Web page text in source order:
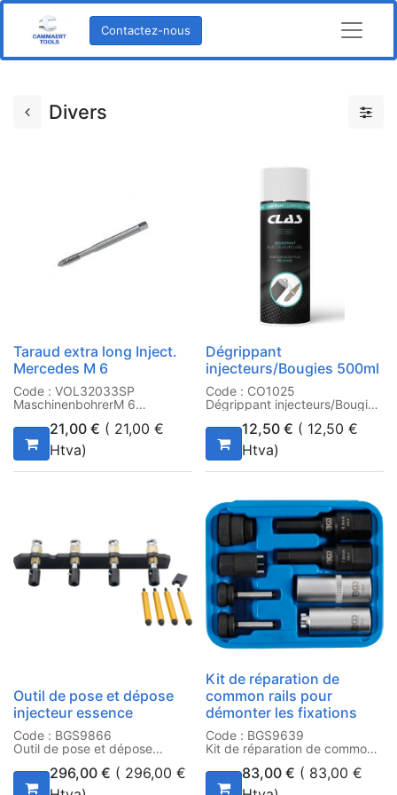
Contactez-nous
Divers
Taraud extra long Inject.
Mercedes M 6
Code : VOL32033SP
MaschinenbohrerM 6
21,00 € ( 21,00 €
Htva)
Dégrippant
injecteurs/Bougies 500ml
Code : CO1025
Dégrippant injecteurs/Bougies
12,50€ ( 12,50 €
Htva)
Outil de pose et dépose
injecteur essence
Code : BGS9866
Outil de pose et dépose
296,00 € ( 296,00 €
Kit de réparation de
common rails pour
démonter les fixations
Code : BGS9639
Kit de réparation de common
fixations83,00€ ( 83,00 €